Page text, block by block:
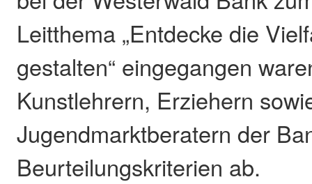
Leitthema „Entdecke die
gestalten“ eingegangen
Kunstlehrern, Erziehern
Jugendmarktberatern der
Beurteilungskriterien ab.